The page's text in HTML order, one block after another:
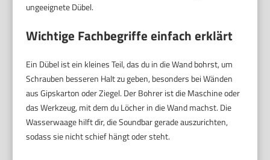
ungeeignete Dübel.
Wichtige Fachbegriffe einfach erklärt
Ein Dübel ist ein kleines Teil, das du in die Wand bohrst, um
Schrauben besseren Halt zu geben, besonders bei Wänden
aus Gipskarton oder Ziegel. Der Bohrer ist die Maschine oder
das Werkzeug, mit dem du Löcher in die Wand machst. Die
Wasserwaage hilft dir, die Soundbar gerade auszurichten,
sodass sie nicht schief hängt oder steht.